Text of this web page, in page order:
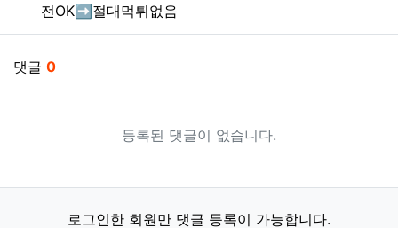
전OK➡️절대먹튀없음
댓글 0
등록된 댓글이 없습니다.
로그인한 회원만 댓글 등록이 가능합니다.